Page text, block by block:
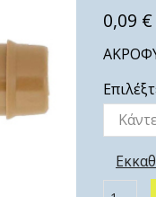
0,09 €